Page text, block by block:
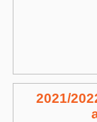
2021/